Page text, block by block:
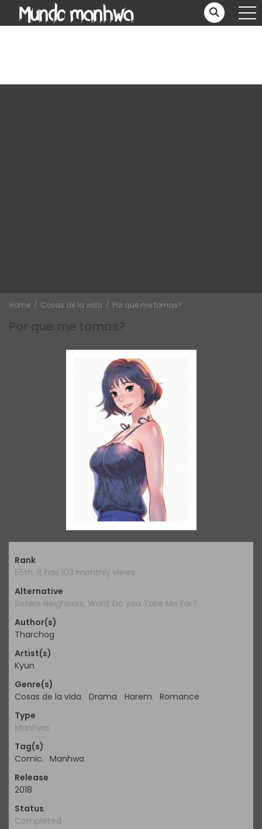
Home Cosas de la vida Por que me tomas?
Por que me tomas?
Rank
55th, it has 103 monthly views
Alternative
Sisters Neighbors, Waht Do you Take Me For?
Author(s)
Tharchog
Artist(s)
Kyun
Genre(s)
Cosas de la vida, Drama, Harem, Romance
Type
Manhwa
Tag(s)
Comic, Manhwa
Release
2018
Status
Completed